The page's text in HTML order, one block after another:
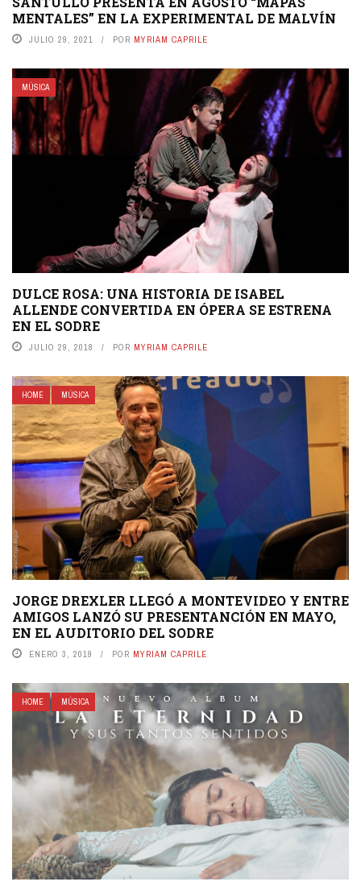
MENTALES” EN LA EXPERIMENTAL DE MALVÍN
JULIO 29, 2021 POR MYRIAM CAPRILE
MÚSICA
DULCE ROSA: UNA HISTORIA DE ISABEL
ALLENDE CONVERTIDA EN ÓPERA SE ESTRENA
EN EL SODRE
JULIO 29, 2018 POR MYRIAM CAPRILE
HOME MÚSICA
JORGE DREXLER LLEGÓ A MONTEVIDEO Y ENTRE
AMIGOS LANZÓ SU PRESENTANCIÓN EN MAYO,
EN EL AUDITORIO DEL SODRE
ENERO 3, 2019 POR MYRIAM CAPRILE
HOME MÚSICA